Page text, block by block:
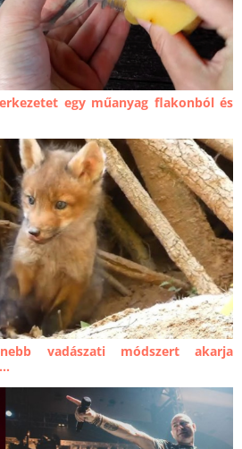
egy műanyag flakonból és
vadászati módszert akarja